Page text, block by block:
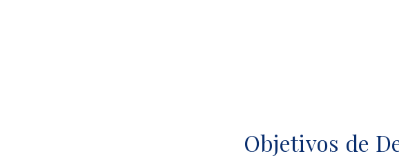
Objetivos de